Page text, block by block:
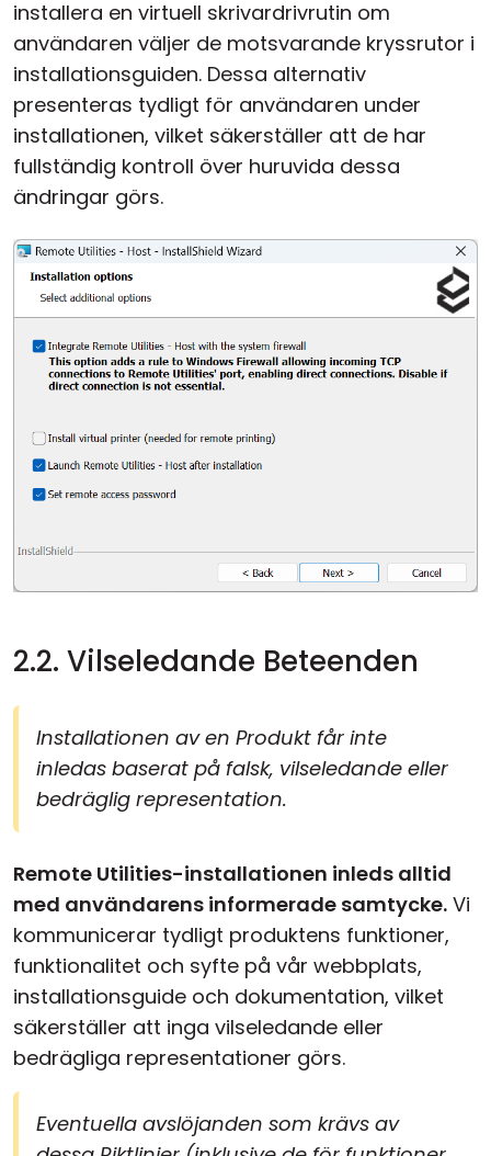
installera en virtuell skrivardrivrutin om
användaren väljer de motsvarande kryssrutor i
installationsguiden. Dessa alternativ
presenteras tydligt för användaren under
installationen, vilket säkerställer att de har
fullständig kontroll över huruvida dessa
ändringar görs.
2.2. Vilseledande Beteenden
Installationen av en Produkt får inte
inledas baserat på falsk, vilseledande eller
bedräglig representation.
Remote Utilities-installationen inleds alltid
med användarens informerade samtycke. Vi
kommunicerar tydligt produktens funktioner,
funktionalitet och syfte på vår webbplats,
installationsguide och dokumentation, vilket
säkerställer att inga vilseledande eller
bedrägliga representationer görs.
Eventuella avslöjanden som krävs av